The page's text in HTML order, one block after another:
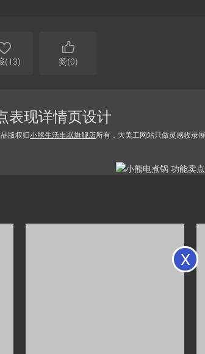
(13)

赞(0)
表现详情页设计
版权归小熊生活电器旗舰店所有，大美工网站只做灵感收录
X